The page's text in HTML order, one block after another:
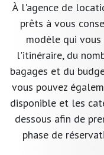
À l'agence de
prêts à vous
modèle qui
l'itinéraire, du
bagages et du
vous pouvez
disponible et les
dessous afin de
phase de